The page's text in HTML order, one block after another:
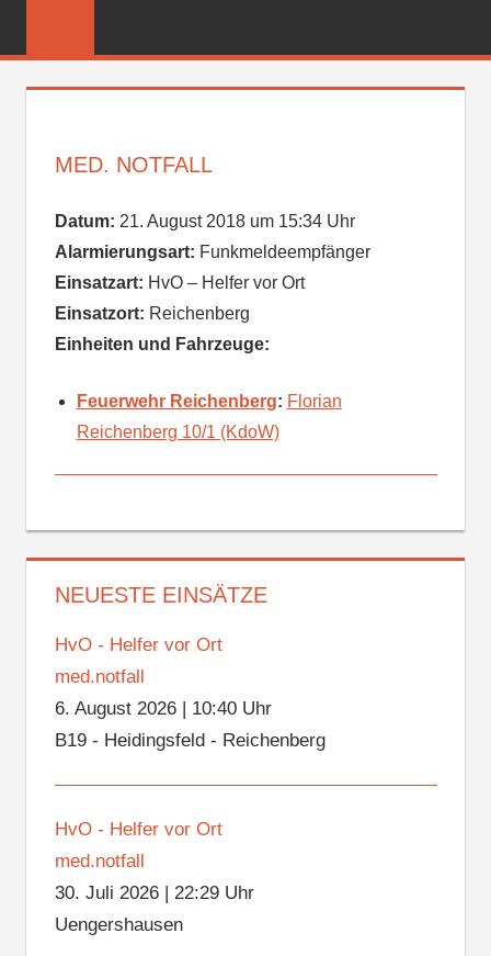
FEUERWEHR
MED. NOTFALL
Datum: 21. August 2018 um 15:34 Uhr
Alarmierungsart: Funkmeldeempfänger
Einsatzart: HvO – Helfer vor Ort
Einsatzort: Reichenberg
Einheiten und Fahrzeuge:
Feuerwehr Reichenberg: Florian
Reichenberg 10/1 (KdoW)
NEUESTE EINSÄTZE
HvO - Helfer vor Ort
med.notfall
6. August 2026| 10:40 Uhr
B19 - Heidingsfeld - Reichenberg
HvO - Helfer vor Ort
med.notfall
30. Juli 2026| 22:29 Uhr
Uengershausen